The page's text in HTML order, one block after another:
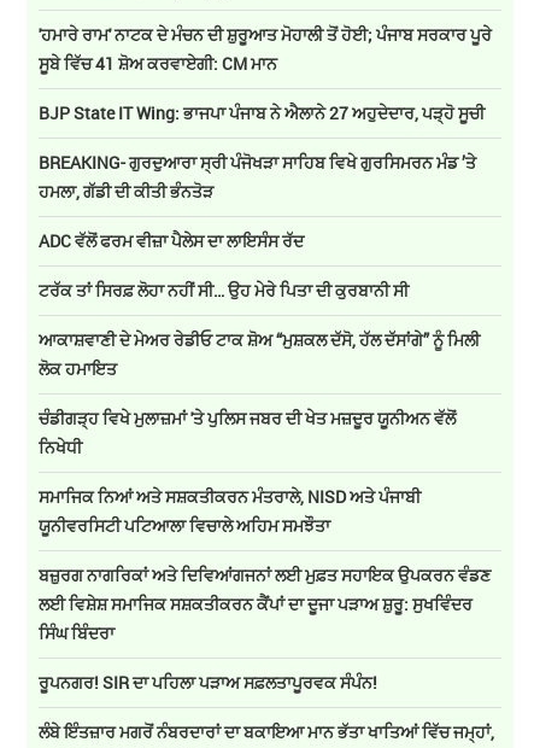
'ਹਮਾਰੇ ਰਾਮ' ਨਾਟਕ ਦੇ ਮੰਚਨ ਦੀ ਸ਼ੁਰੂਆਤ ਮੋਹਾਲੀ ਤੋਂ ਹੋਈ; ਪੰਜਾਬ ਸਰਕਾਰ ਪੂਰੇ
ਸੂਬੇ ਵਿੱਚ 41 ਸ਼ੋਅ ਕਰਵਾਏਗੀ: CM ਮਾਨ
BJP State IT Wing: ਭਾਜਪਾ ਪੰਜਾਬ ਨੇ ਐਲਾਨੇ 27 ਅਹੁਦੇਦਾਰ, ਪੜ੍ਹੋ ਸੂਚੀ
BREAKING- ਗੁਰਦੁਆਰਾ ਸ੍ਰੀ ਪੰਜੋਖੜਾ ਸਾਹਿਬ ਵਿਖੇ ਗੁਰਸਿਮਰਨ ਮੰਡ ’ਤੇ
ਹਮਲਾ, ਗੱਡੀ ਦੀ ਕੀਤੀ ਭੰਨਤੋੜ
ADC ਵੱਲੋਂ ਫਰਮ ਵੀਜ਼ਾ ਪੈਲੇਸ ਦਾ ਲਾਇਸੰਸ ਰੱਦ
ਟਰੱਕ ਤਾਂ ਸਿਰਫ਼ ਲੋਹਾ ਨਹੀਂ ਸੀ… ਉਹ ਮੇਰੇ ਪਿਤਾ ਦੀ ਕੁਰਬਾਨੀ ਸੀ
ਆਕਾਸ਼ਵਾਣੀ ਦੇ ਮੇਅਰ ਰੇਡੀਓ ਟਾਕ ਸ਼ੋਅ “ਮੁਸ਼ਕਲ ਦੱਸੋ, ਹੱਲ ਦੱਸਾਂਗੇ” ਨੂੰ ਮਿਲੀ
ਲੋਕ ਹਮਾਇਤ
ਚੰਡੀਗੜ੍ਹ ਵਿਖੇ ਮੁਲਾਜ਼ਮਾਂ 'ਤੇ ਪੁਲਿਸ ਜਬਰ ਦੀ ਖੇਤ ਮਜ਼ਦੂਰ ਯੂਨੀਅਨ ਵੱਲੋਂ
ਨਿਖੇਧੀ
ਸਮਾਜਿਕ ਨਿਆਂ ਅਤੇ ਸਸ਼ਕਤੀਕਰਨ ਮੰਤਰਾਲੇ, NISD ਅਤੇ ਪੰਜਾਬੀ
ਯੂਨੀਵਰਸਿਟੀ ਪਟਿਆਲਾ ਵਿਚਾਲੇ ਅਹਿਮ ਸਮਝੌਤਾ
ਬਜ਼ੁਰਗ ਨਾਗਰਿਕਾਂ ਅਤੇ ਦਿਵਿਆਂਗਜਨਾਂ ਲਈ ਮੁਫ਼ਤ ਸਹਾਇਕ ਉਪਕਰਨ ਵੰਡਣ
ਲਈ ਵਿਸ਼ੇਸ਼ ਸਮਾਜਿਕ ਸਸ਼ਕਤੀਕਰਨ ਕੈਂਪਾਂ ਦਾ ਦੂਜਾ ਪੜਾਅ ਸ਼ੁਰੂ: ਸੁਖਵਿੰਦਰ
ਸਿੰਘ ਬਿੰਦਰਾ
ਰੂਪਨਗਰ! SIR ਦਾ ਪਹਿਲਾ ਪੜਾਅ ਸਫ਼ਲਤਾਪੂਰਵਕ ਸੰਪੰਨ!
ਲੰਬੇ ਇੰਤਜ਼ਾਰ ਮਗਰੋਂ ਨੰਬਰਦਾਰਾਂ ਦਾ ਬਕਾਇਆ ਮਾਨ ਭੱਤਾ ਖਾਤਿਆਂ ਵਿੱਚ ਜਮ੍ਹਾਂ,